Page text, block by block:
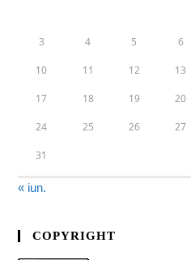
3 4 5 6
10 11 12 13
17 18 19 20
24 25 26 27
31
« iun.
COPYRIGHT